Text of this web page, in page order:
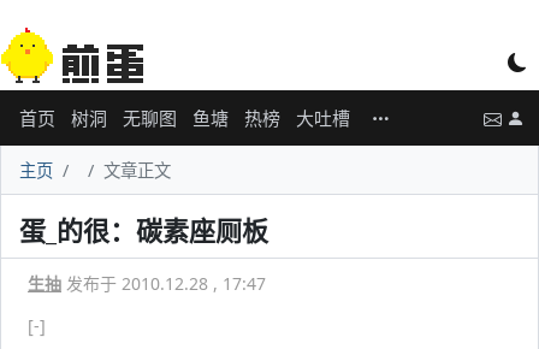
首页 树洞 无聊图 鱼塘 热榜 大吐槽
主页 文章正文
蛋_的很：碳素座厕板
生抽 发布于 2010.12.28 , 17:47
[-]